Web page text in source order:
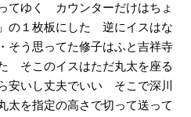
てゆく カウンターだけはちょ
の１枚板にした 逆にイスはな
そう思ってた修子はふと吉祥寺
そこのイスはただ丸太を座る
安いし丈夫でいい そこで深川
太を指定の高さで切って送って